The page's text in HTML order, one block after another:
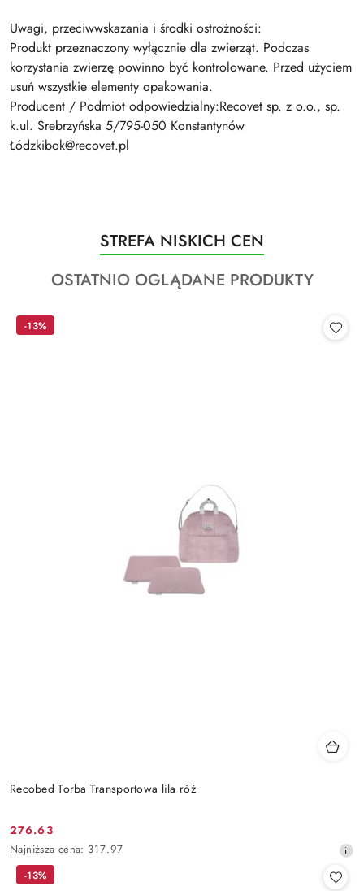
Uwagi, przeciwwskazania i środki ostrożności:
Produkt przeznaczony wyłącznie dla zwierząt. Podczas
korzystania zwierzę powinno być kontrolowane. Przed użyciem
usuń wszystkie elementy opakowania.
Producent / Podmiot odpowiedzialny:Recovet sp. z o.o., sp.
k.ul. Srebrzyńska 5/795-050 Konstantynów
Łódzkibok@recovet.pl
Pomiń karuzelę produktów
Produkty
o
statusie:
STREFA NISKICH CEN
Produkty
statusie:
OSTATNIO OGLĄDANE PRODUKTY
Recobed Torba Transportowa lila róż
Cena
promocyjna:
276.63
Najniższa
cena
Najniższa cena: 317.97
-13%
-13%